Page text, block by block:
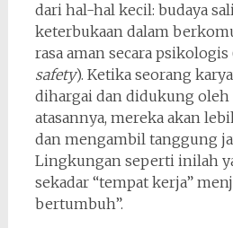
dari hal-hal kecil: budaya
keterbukaan dalam
rasa aman secara psikologis
safety). Ketika seorang
dihargai dan didukung oleh
atasannya, mereka akan
dan mengambil tanggung
Lingkungan seperti inilah
sekadar “tempat kerja”
bertumbuh”.